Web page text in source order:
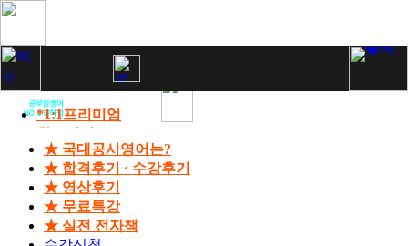
*1:1프리미엄
학습상담
13시간의기적
패스/강좌
합격후기
영상후기
★ 국대공시영어는?
★ 합격후기 · 수강후기
★ 영상후기
★ 무료특강
★ 실전 전자책